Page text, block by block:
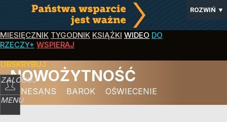
ROZWIŃ ▼
MIESIĘCZNIK TYGODNIK KSIĄŻKI WIDEO DO
RZECZY+ WSPIERAJ
ZALOGUJ
MENU
NOWOŻYTNOŚĆ
RENESANS BAROK OŚWIECENIE